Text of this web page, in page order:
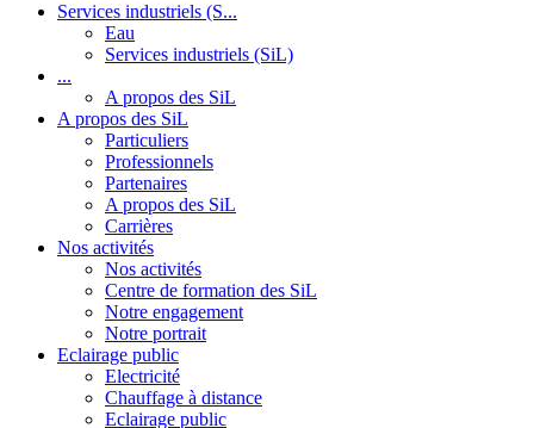
Services industriels (S...
Eau
Services industriels (SiL)
...
A propos des SiL
A propos des SiL
Particuliers
Professionnels
Partenaires
A propos des SiL
Carrières
Nos activités
Nos activités
Centre de formation des SiL
Notre engagement
Notre portrait
Eclairage public
Electricité
Chauffage à distance
Eclairage public